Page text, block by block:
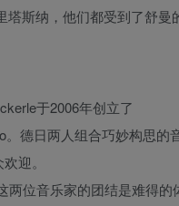
塔斯纳，他们都受到了舒曼
于2006年创立了
。德日两人组合巧妙构思的
迎。
两位音乐家的团结是难得